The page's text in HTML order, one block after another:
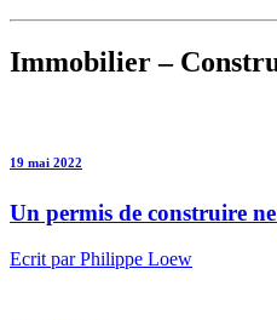
Immobilier –
19 mai 2022
Un permis de construire
Ecrit par Philippe Loew